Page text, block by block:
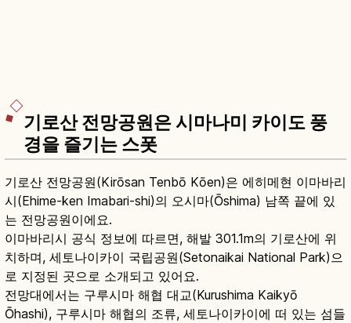
기로산 전망공원은 시마나미 카이도 풍
경을 즐기는 스폿
기로산 전망공원(Kirōsan Tenbō Kōen)은 에히메현 이마바리
시(Ehime-ken Imabari-shi)의 오시마(Ōshima) 남쪽 끝에 있
는 전망공원이에요.
이마바리시 공식 정보에 따르면, 해발 301.1m의 기로산에 위
치하며, 세토나이카이 국립공원(Setonaikai National Park)으
로 지정된 곳으로 소개되고 있어요.
전망대에서는 구루시마 해협 대교(Kurushima Kaikyō
Ōhashi), 구루시마 해협의 조류, 세토나이카이에 떠 있는 섬들